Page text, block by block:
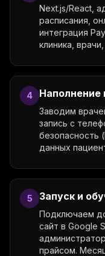
Next.js/React,
расписания,
интеграция
клиника, врачи,
4 Наполнение
Заводим
запись с
безопасность
данных
5 Запуск и
Подключаем
сайт в Google
прайсом.